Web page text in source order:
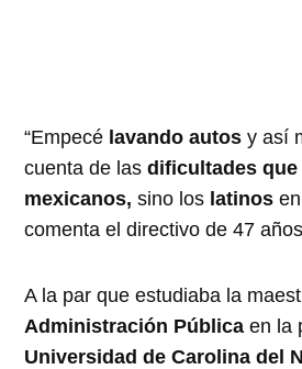
“Empecé lavando autos y así
cuenta de lasdificultades que
mexicanos, sino los latinos
comenta el directivo de 47
A la par que estudiaba la
Administración Pública en la
Universidad de Carolina del